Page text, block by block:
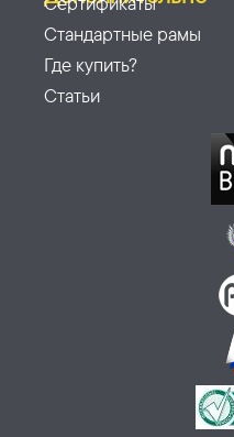
Стандартные рамы
Где купить?
Статьи